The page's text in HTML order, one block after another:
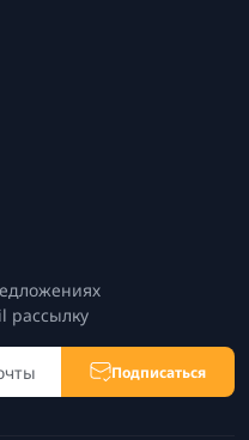
рассылку
Подписаться